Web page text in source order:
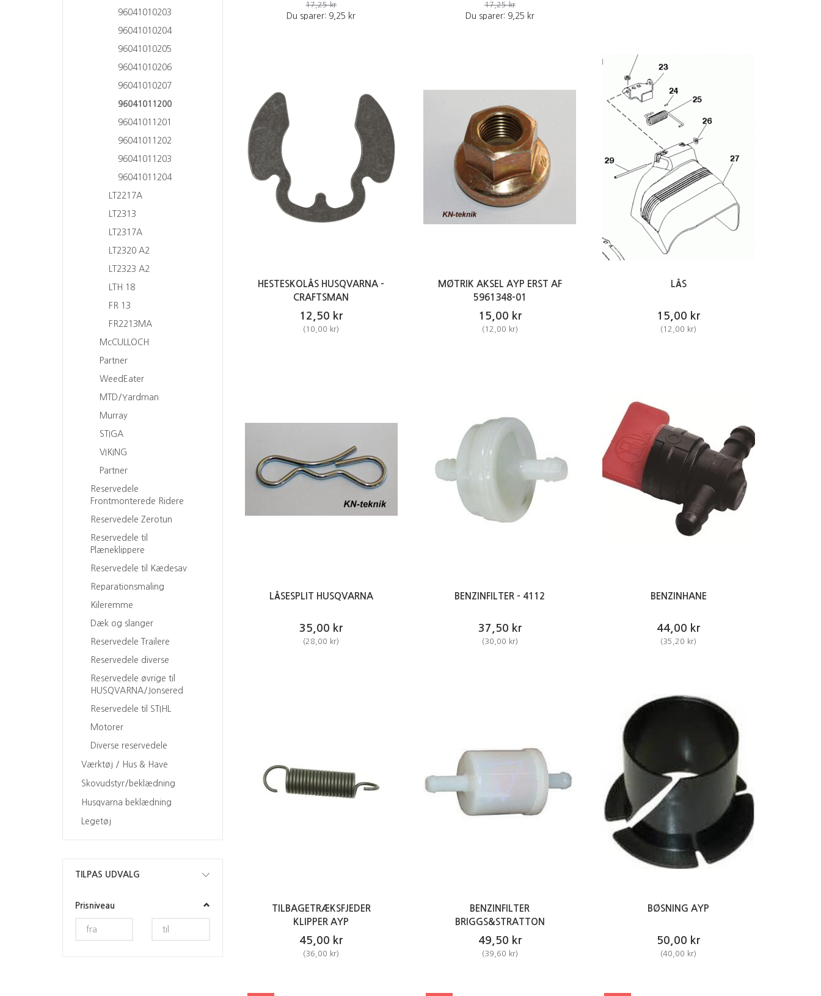
96041010203
96041010204
96041010205
96041010206
96041010207
96041011200
96041011201
96041011202
96041011203
96041011204
LT2217A
LT2313
LT2317A
LT2320 A2
LT2323 A2
LTH 18
FR 13
FR2213MA
McCULLOCH
Partner
WeedEater
MTD/Yardman
Murray
STIGA
VIKING
Partner
Reservedele
Frontmonterede Ridere
Reservedele Zerotun
Reservedele til
Plæneklippere
Reservedele til Kædesav
Reparationsmaling
Kileremme
Dæk og slanger
Reservedele Trailere
Reservedele diverse
Reservedele øvrige til
HUSQVARNA/Jonsered
Reservedele til STIHL
Motorer
Diverse reservedele
Værktøj / Hus & Have
Skovudstyr/beklædning
Husqvarna beklædning
Legetøj
TILPAS UDVALG
Prisniveau
17,25 kr
Du sparer: 9,25 kr
17,25 kr
Du sparer: 9,25 kr
HESTESKOLÅS HUSQVARNA -
CRAFTSMAN
12,50 kr
(10,00 kr)
MØTRIK AKSEL AYP ERST AF
5961348-01
15,00 kr
(12,00 kr)
LÅS
15,00 kr
(12,00 kr)
LÅSESPLIT HUSQVARNA
35,00 kr
(28,00 kr)
BENZINFILTER - 4112
37,50 kr
(30,00 kr)
BENZINHANE
44,00 kr
(35,20 kr)
TILBAGETRÆKSFJEDER
KLIPPER AYP
45,00 kr
(36,00 kr)
BENZINFILTER
BRIGGS&STRATTON
49,50 kr
(39,60 kr)
BØSNING AYP
50,00 kr
(40,00 kr)